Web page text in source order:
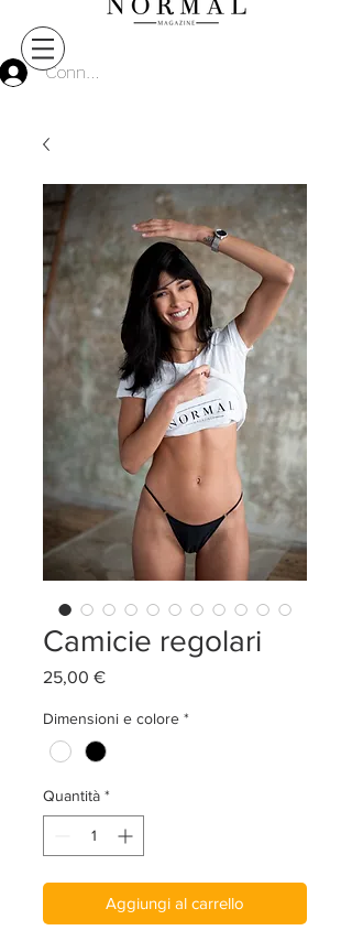
Connect
Camicie regolari
25,00 €Prezzo
Dimensioni e colore *
Quantità *
Aggiungi al carrello